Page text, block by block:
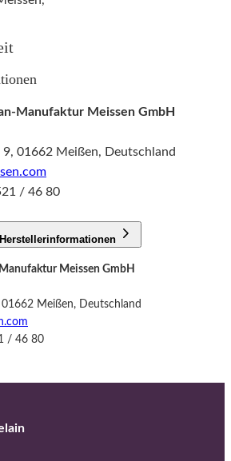
Manufaktur Meissen GmbH
9, 01662 Meißen, Deutschland
/ 46 80
Meissen GmbH
01662 Meißen, Deutschland
/ 46 80